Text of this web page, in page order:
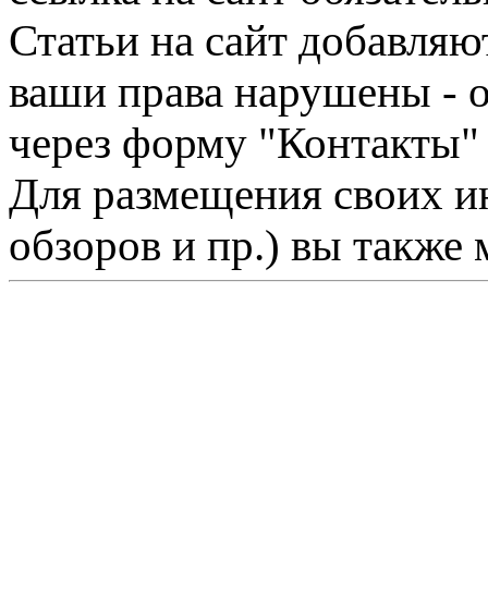
Статьи на сайт
ваши права нарушены -
через форму "Контакты"
Для размещения своих
обзоров и пр.) вы также